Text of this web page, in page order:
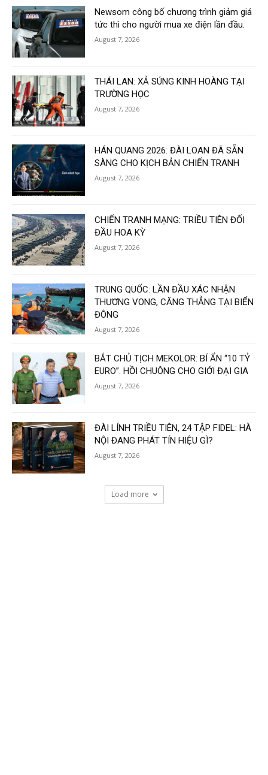
Newsom công bố chương trình giảm giá
tức thì cho người mua xe điện lần đầu.
August 7, 2026
THÁI LAN: XẢ SÚNG KINH HOÀNG TẠI
TRƯỜNG HỌC
August 7, 2026
HÁN QUANG 2026: ĐÀI LOAN ĐÃ SẴN
SÀNG CHO KỊCH BẢN CHIẾN TRANH
August 7, 2026
CHIẾN TRANH MẠNG: TRIỀU TIÊN ĐỐI
ĐẦU HOA KỲ
August 7, 2026
TRUNG QUỐC: LẦN ĐẦU XÁC NHẬN
THƯƠNG VONG, CĂNG THẲNG TẠI BIỂN
ĐÔNG
August 7, 2026
BẮT CHỦ TỊCH MEKOLOR: BÍ ẨN “10 TỶ
EURO”. HỒI CHUÔNG CHO GIỚI ĐẠI GIA
August 7, 2026
ĐÀI LÍNH TRIỀU TIÊN, 24 TẬP FIDEL: HÀ
NỘI ĐANG PHÁT TÍN HIỆU GÌ?
August 7, 2026
Load more